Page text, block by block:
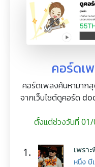
คอร์ดเ
คอร์ดเพลงค้นหามาก
จากเว็บไซต์ดูคอร์ด
ตั้งแต่ช่วงวันที่
1. เพรา
หนึ่ง บี